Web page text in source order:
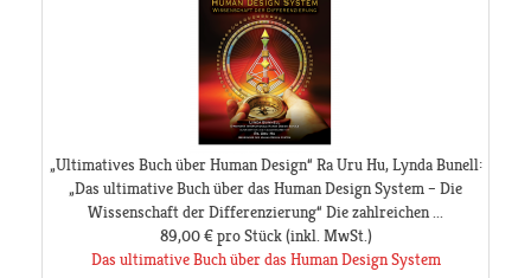
„Ultimatives Buch über Human Design“ Ra Uru Hu, Lynda Bunell:
„Das ultimative Buch über das Human Design System – Die
Wissenschaft der Differenzierung“ Die zahlreichen ...
89,00 € pro Stück(inkl. MwSt.)
Das ultimative Buch über das Human Design System